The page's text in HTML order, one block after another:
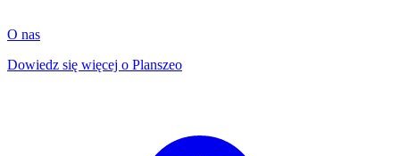
O nas
Dowiedz się więcej o Planszeo